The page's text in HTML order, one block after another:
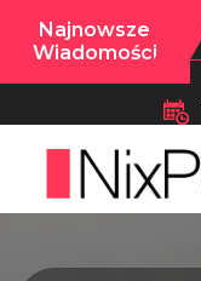
Najnowsze
Wiadomości